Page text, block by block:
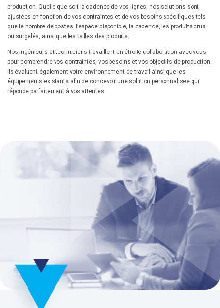
production. Quelle que soit la cadence de vos lignes, nos solutions sont
ajustées en fonction de vos contraintes et de vos besoins spécifiques tels
que le nombre de postes, l’espace disponible, la cadence, les produits crus
ou surgelés, ainsi que les tailles des produits.
Nos ingénieurs et techniciens travaillent en étroite collaboration avec vous
pour comprendre vos contraintes, vos besoins et vos objectifs de production.
Ils évaluent également votre environnement de travail ainsi que les
équipements existants afin de concevoir une solution personnalisée qui
réponde parfaitement à vos attentes.